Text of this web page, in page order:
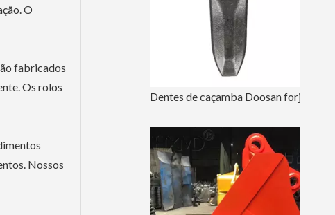
O
fabricados
Os rolos
Nossos